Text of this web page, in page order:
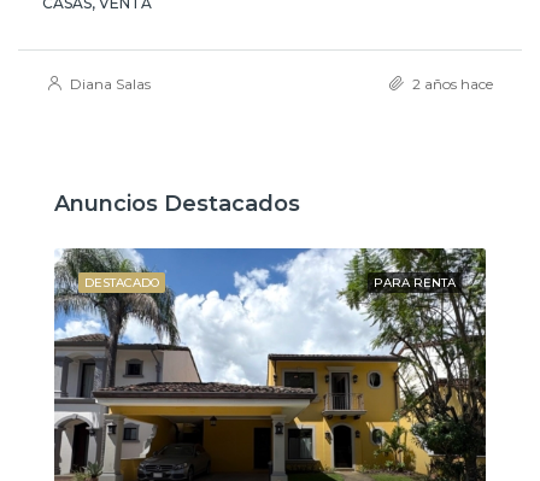
Diana Salas 2 años hace
Anuncios Destacados
PARA RENTA
DESTACADO